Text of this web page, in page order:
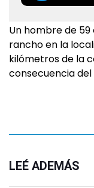
Un hombre de 59
rancho en la
kilómetros de la
consecuencia
LEÉ ADEMÁS